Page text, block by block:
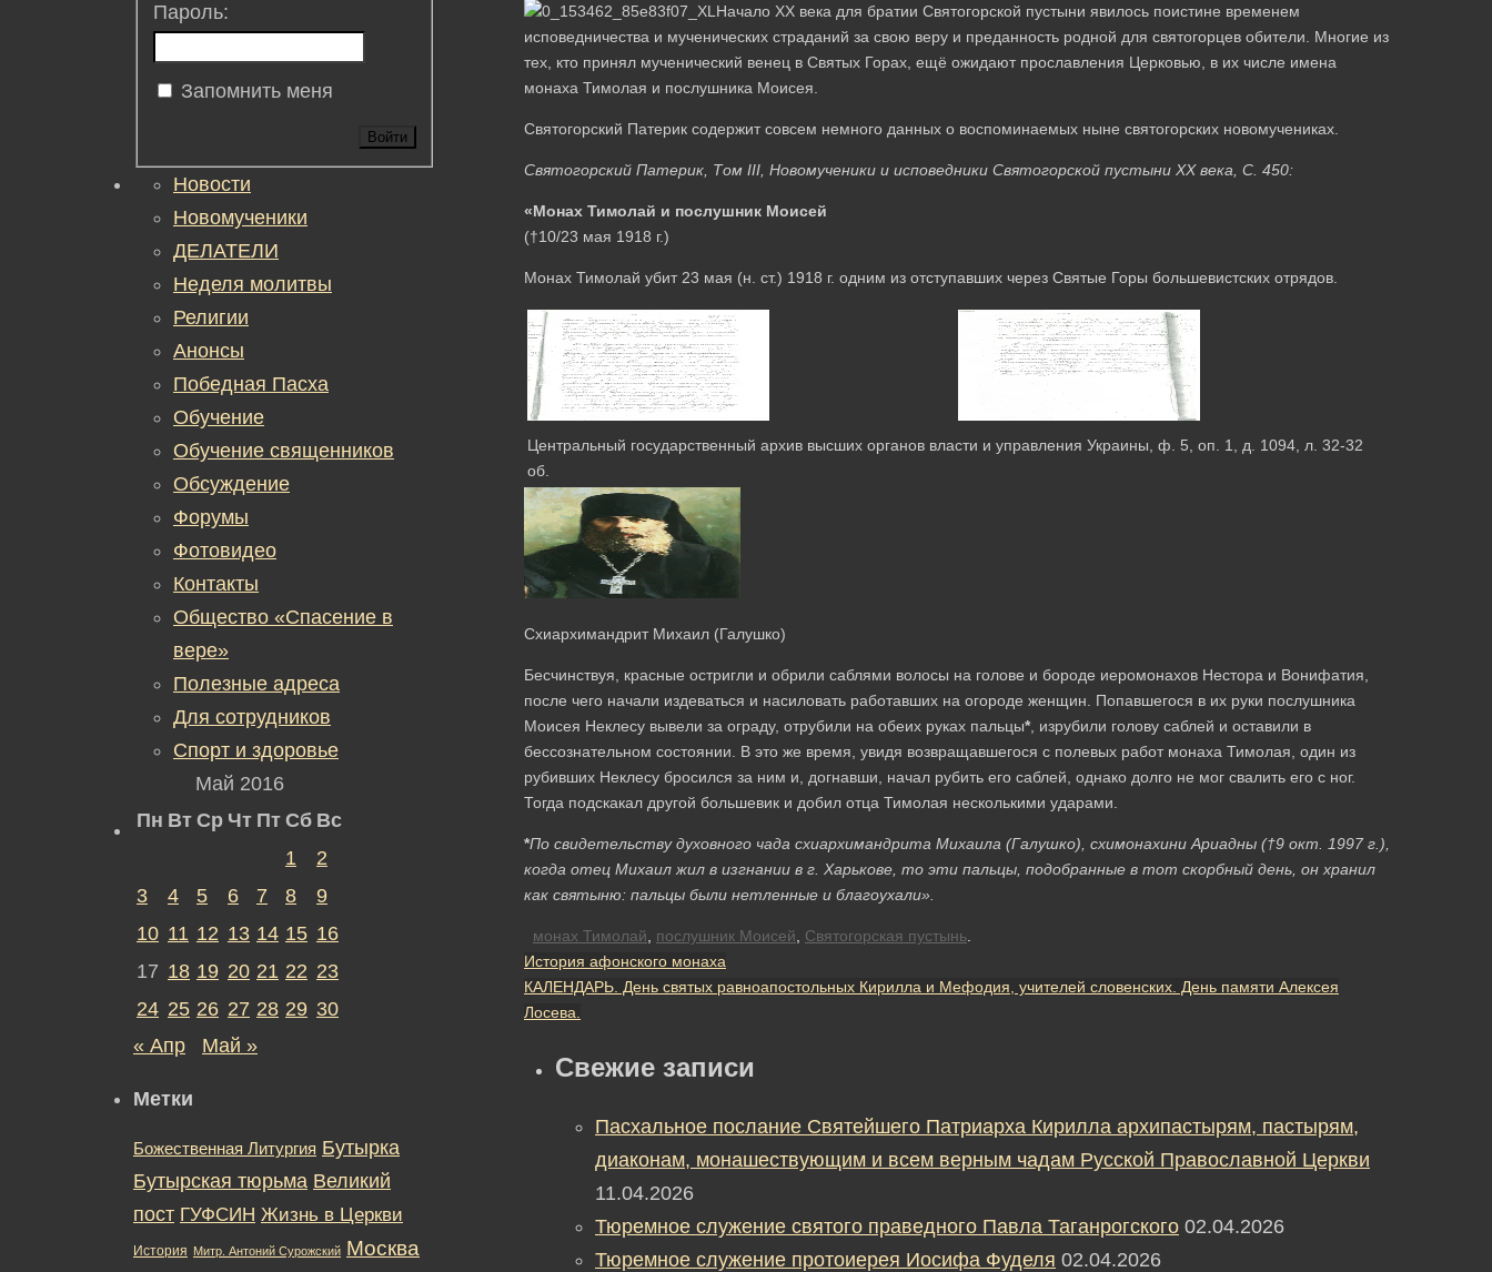
Начало XX века для братии Святогорской пустыни явилось поистине временем
исповедничества и мученических страданий за свою веру и преданность родной для святогорцев обители. Многие из
тех, кто принял мученический венец в Святых Горах, ещё ожидают прославления Церковью, в их числе имена
монаха Тимолая и послушника Моисея.
Святогорский Патерик содержит совсем немного данных о воспоминаемых ныне святогорских новомучениках.
Святогорский Патерик, Том III, Новомученики и исповедники Святогорской пустыни ХХ века, С. 450:
«Монах Тимолай и послушник Моисей
(†10/23 мая 1918 г.)
Монах Тимолай убит 23 мая (н. ст.) 1918 г. одним из отступавших через Святые Горы большевистских отрядов.
Центральный государственный архив высших органов власти и управления Украины, ф. 5, оп. 1, д. 1094, л. 32-32
об.
Cхиархимандрит Михаил (Галушко)
Бесчинствуя, красные остригли и обрили саблями волосы на голове и бороде иеромонахов Нестора и Вонифатия,
после чего начали издеваться и насиловать работавших на огороде женщин. Попавшегося в их руки послушника
Моисея Неклесу вывели за ограду, отрубили на обеих руках пальцы*, изрубили голову саблей и оставили в
бессознательном состоянии. В это же время, увидя возвращавшегося с полевых работ монаха Тимолая, один из
рубивших Неклесу бросился за ним и, догнавши, начал рубить его саблей, однако долго не мог свалить его с ног.
Тогда подскакал другой большевик и добил отца Тимолая несколькими ударами.
*По свидетельству духовного чада схиархимандрита Михаила (Галушко), схимонахини Ариадны (†9 окт. 1997 г.),
когда отец Михаил жил в изгнании в г. Харькове, то эти пальцы, подобранные в тот скорбный день, он хранил
как святыню: пальцы были нетленные и благоухали».
монах Тимолай послушник Моисей Святогорская пустынь
История афонского монаха
КАЛЕНДАРЬ. День святых равноапостольных Кирилла и Мефодия, учителей словенских. День памяти Алексея
Лосева.
Свежие записи
Пасхальное послание Святейшего Патриарха Кирилла архипастырям, пастырям,
диаконам, монашествующим и всем верным чадам Русской Православной Церкви
11.04.2026
Тюремное служение святого праведного Павла Таганрогского 02.04.2026
Тюремное служение протоиерея Иосифа Фуделя 02.04.2026
Пароль:
Запомнить меня
Войти
Новости
Новомученики
ДЕЛАТЕЛИ
Неделя молитвы
Религии
Анонсы
Победная Пасха
Обучение
Обучение священников
Обсуждение
Форумы
Фотовидео
Контакты
Общество «Спасение в
вере»
Полезные адреса
Для сотрудников
Спорт и здоровье
Май 2016
Пн Вт Ср Чт Пт Сб Вс
1
2
3
4 5 6 7 8
9
10 11 12 13 14 15 16
17 18 19 20 21 22 23
24 25 26 27 28 29 30
« Апр
Май »
Метки
Божественная Литургия Бутырка
Бутырская тюрьма Великий
пост ГУФСИН Жизнь в Церкви
История Митр. Антоний Сурожский Москва